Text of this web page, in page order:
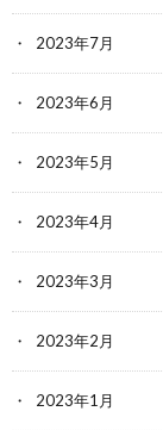
2023年7月
2023年6月
2023年5月
2023年4月
2023年3月
2023年2月
2023年1月